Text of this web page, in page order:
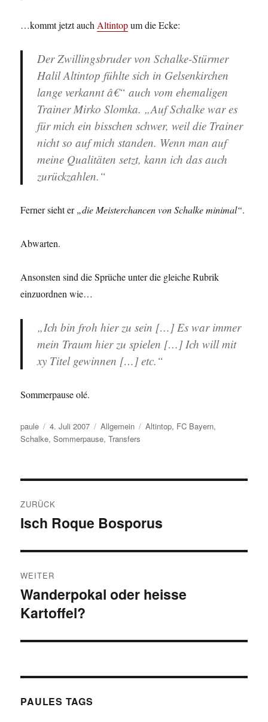
…kommt jetzt auchAltintopum die Ecke:
Der Zwillingsbruder von Schalke-Stürmer
Halil Altintop fühlte sich in Gelsenkirchen
lange verkannt â€“ auch vom ehemaligen
Trainer Mirko Slomka. „Auf Schalke war es
für mich ein bisschen schwer, weil die Trainer
nicht so auf mich standen. Wenn man auf
meine Qualitäten setzt, kann ich das auch
zurückzahlen.“
Ferner sieht er„die Meisterchancen von Schalke minimal“.
Abwarten.
Ansonsten sind die Sprüche unter die gleiche Rubrik
einzuordnen wie…
„Ich bin froh hier zu sein […] Es war immer
mein Traum hier zu spielen […] Ich will mit
xy Titel gewinnen […] etc.“
Sommerpause olé.
Autor
paule
Veröffentlicht
am
4. Juli 2007 Kategorien
Allgemein Schlagwörter
Altintop, FC Bayern,
Schalke,Sommerpause,Transfers
ZURÜCK
Vorheriger
Isch Roque Bosporus
WEITER
Nächster
Beitrag:
Wanderpokal oder heisse
Kartoffel?
PAULES TAGS